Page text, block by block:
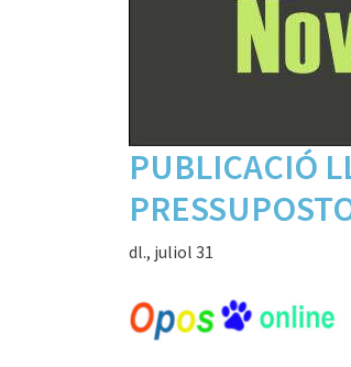
PUBLICACIÓ
dl., juliol 31